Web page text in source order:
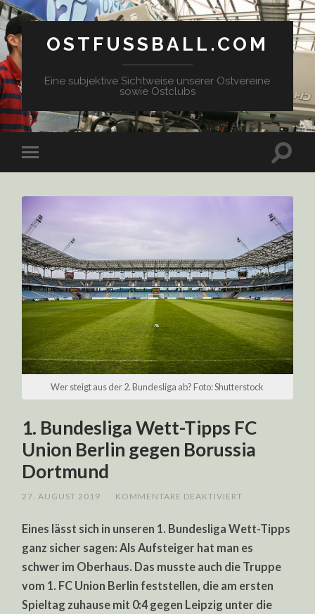
OSTFUSSBALL.COM
Eine subjektive Sichtweise unserer Ostvereine
sowie Ostclubs
Wer steigt aus der 2. Bundesliga ab? Foto: Shutterstock
1. Bundesliga Wett-Tipps FC
Union Berlin gegen Borussia
Dortmund
27. AUGUST 2019 KOMMENTARE DEAKTIVIERT
WETT-
FC
BERLIN
GEGEN
BORUSSIA
DORTMUND
Eines lässt sich in unseren 1. Bundesliga Wett-Tipps
ganz sicher sagen: Als Aufsteiger hat man es
schwer im Oberhaus. Das musste auch die Truppe
vom 1. FC Union Berlin feststellen, die am ersten
Spieltag zuhause mit 0:4 gegen Leipzig unter die